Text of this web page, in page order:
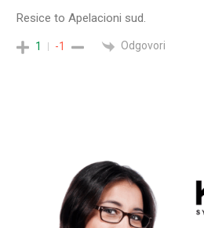
Resice to Apelacioni sud.
1 -1 Odgovori